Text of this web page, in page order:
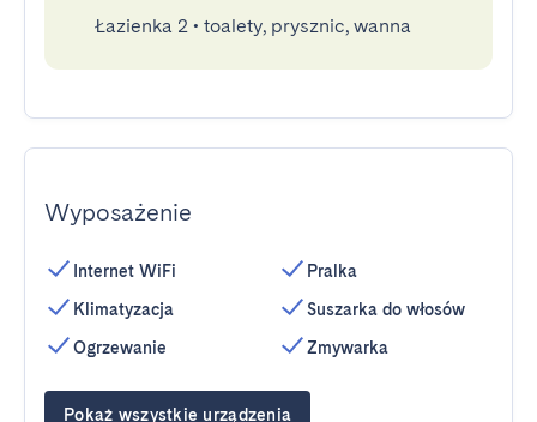
Łazienka 2 • toalety, prysznic, wanna
Wyposażenie
Internet WiFi
Klimatyzacja
Ogrzewanie
Pralka
Suszarka do włosów
Zmywarka
Pokaż wszystkie urządzenia